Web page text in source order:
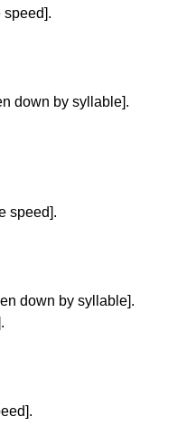
speed].
down by syllable].
speed].
down by syllable].